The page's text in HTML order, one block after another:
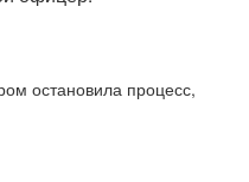
остановила процесс,